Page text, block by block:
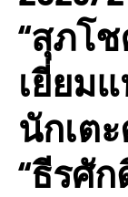
“สุภโ
เยี่ยม
นักเต
“ธีรศัก